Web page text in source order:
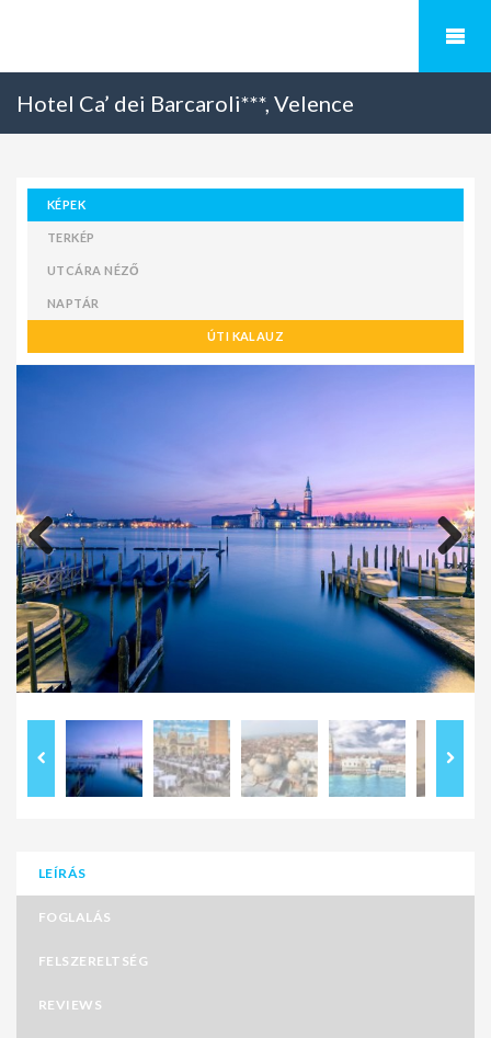
Hotel Ca’ dei Barcaroli***, Velence
KÉPEK
TERKÉP
UTCÁRA NÉZŐ
NAPTÁR
ÚTI KALAUZ
Previous Next
LEÍRÁS
FOGLALÁS
FELSZERELTSÉG
REVIEWS